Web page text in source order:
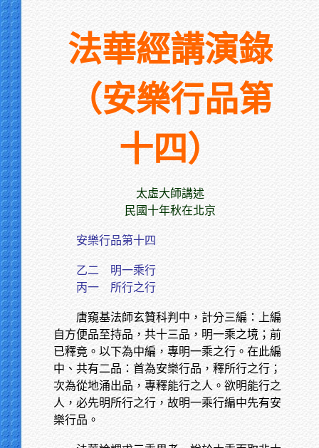
法華經講演錄
（安樂行品第
十四 ）
太虛大師講述
民國十年秋在北京
安樂行品第十四
乙二 明一乘行
丙一 所行之行
唐窺基法師玄贊科判中，計分三編：上編
自方便品至持品，共十三品，明一乘之境；前
已釋竟。以下為中編，專明一乘之行。在此編
中、共有二品：首為安樂行品，釋所行之行；
次為從地涌出品，專釋能行之人。欲明能行之
人，必先明所行之行，故明一乘行編中先有安
樂行品。